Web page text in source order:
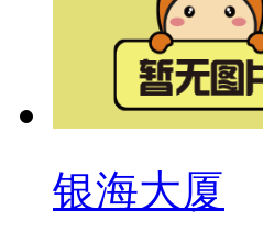
银海大厦